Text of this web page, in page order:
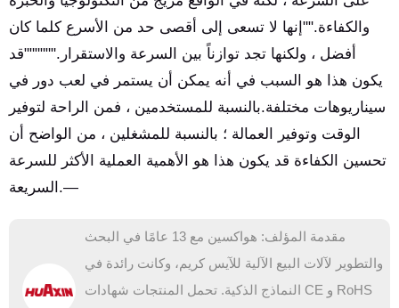
والكفاءة.""إنها لا تسعى إلى أقصى حد من الأسرع كلما كان
أفضل ، ولكنها تجد توازناً بين السرعة والاستقرار.""""""قد
يكون هذا هو السبب في أنه يمكن أن يستمر في لعب دور في
سيناريوهات مختلفة.بالنسبة للمستخدمين ، فمن الراحة لتوفير
الوقت وتوفير العمالة ؛ بالنسبة للمشغلين ، من الواضح أن
تحسين الكفاءة قد يكون هذا هو الأهمية العملية الأكثر للسرعة
السريعة.—
مقدمة المؤلف: هواكسين مع 13 عامًا في البحث
والتطوير لآلات البيع الآلية للآيس كريم، وكانت رائدة في
النماذج الذكية. تحمل المنتجات شهادات CE و RoHS